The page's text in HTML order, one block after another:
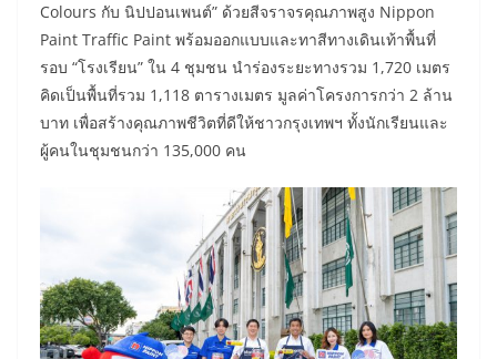
Colours กับ นิปปอนเพนต์” ด้วยสีจราจรคุณภาพสูง Nippon
Paint Traffic Paint พร้อมออกแบบและทาสีทางเดินเท้าพื้นที่
รอบ “โรงเรียน” ใน 4 ชุมชน นำร่องระยะทางรวม 1,720 เมตร
คิดเป็นพื้นที่รวม 1,118 ตารางเมตร มูลค่าโครงการกว่า 2 ล้าน
บาท เพื่อสร้างคุณภาพชีวิตที่ดีให้ชาวกรุงเทพฯ ทั้งนักเรียนและ
ผู้คนในชุมชนกว่า 135,000 คน